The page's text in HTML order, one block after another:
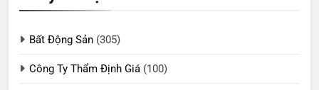
Bất Động Sản (305)
Công Ty Thẩm Định Giá (100)